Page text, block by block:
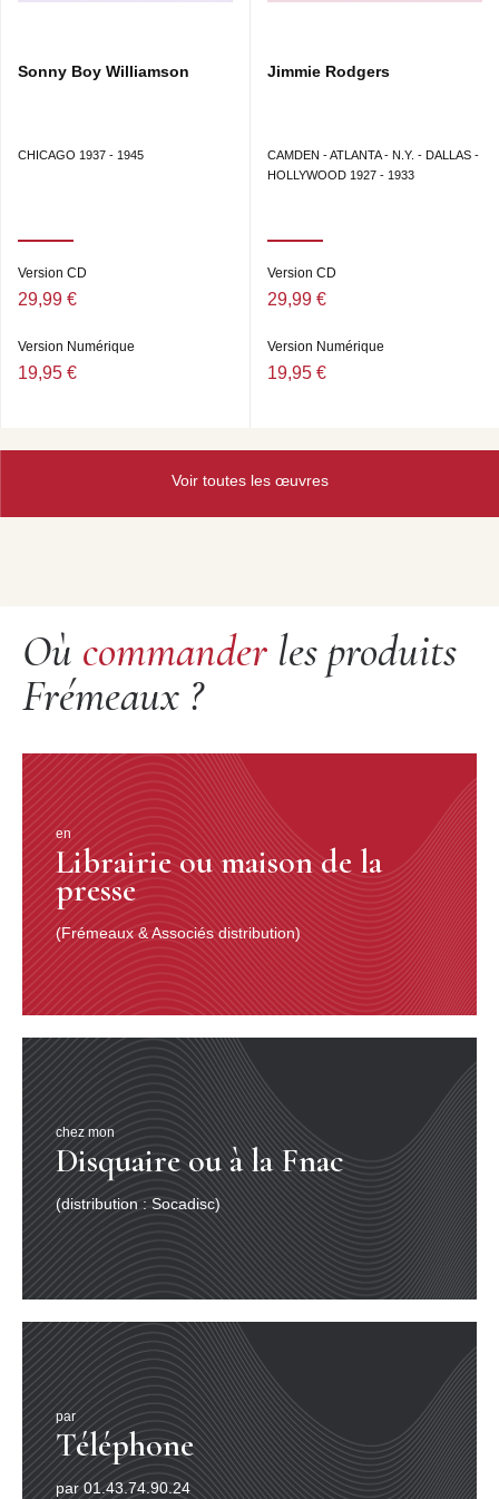
Sonny Boy Williamson
CHICAGO 1937 - 1945
Version CD
29,99 €
Version Numérique
19,95 €
Jimmie Rodgers
CAMDEN - ATLANTA - N.Y. - DALLAS -
HOLLYWOOD 1927 - 1933
Version CD
29,99 €
Version Numérique
19,95 €
Voir toutes les œuvres
Où commander les produits
Frémeaux ?
par
Téléphone
par 01.43.74.90.24
en
Librairie ou maison de la
presse
(Frémeaux & Associés distribution)
chez mon
Disquaire ou à la Fnac
(distribution : Socadisc)